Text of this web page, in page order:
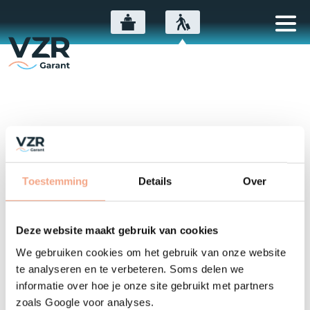
Toestemming Details Over
Deze website maakt gebruik van cookies
We gebruiken cookies om het gebruik van onze website
te analyseren en te verbeteren. Soms delen we
informatie over hoe je onze site gebruikt met partners
zoals Google voor analyses.
Entschuldigung, Seite nur
auf Niederländisch
verfügbar ...
Diese Nachricht ist nur auf
Niederländisch verfügbar. Was tun?
Zur Seite auf Niederländisch gehen
Verfügbare Nachrichten auf Deutsch anzeigen